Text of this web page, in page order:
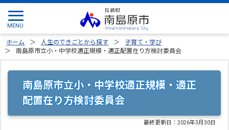
ホーム 人生のできごとから探す
子育て・学び
南島原市立小・中学校適正規模・適正配置在り方検討委員会
南島原市立小・中学校適正規模・適正
配置在り方検討委員会
最終更新日：2026年3月30日